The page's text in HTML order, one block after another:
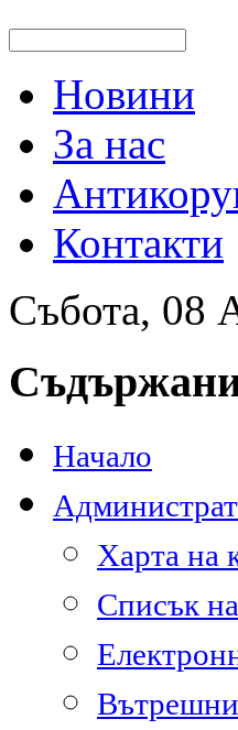
Новини
За нас
Контакти
Събота, 08
Начало
Харта на
Списък